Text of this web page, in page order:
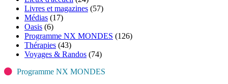
Livres et magazines (57)
Médias (17)
Oasis (6)
Programme NX MONDES (126)
Thérapies (43)
Voyages & Randos (74)
Programme NX MONDES